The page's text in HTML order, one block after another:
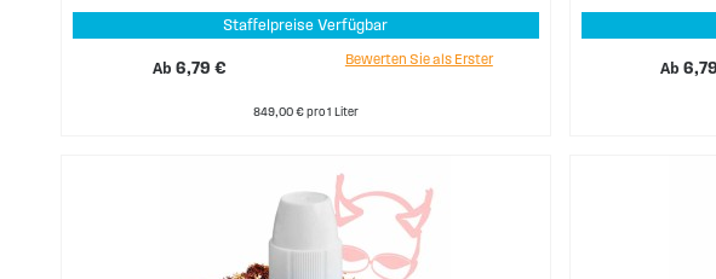
Staffelpreise Verfügbar
Ab 6,79 €
Bewerten Sie als Erster
849,00 € pro 1 Liter
Ab